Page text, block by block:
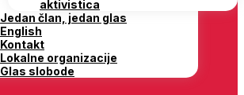
aktivistica
Jedan član, jedan glas
English
Kontakt
Lokalne organizacije
Glas slobode